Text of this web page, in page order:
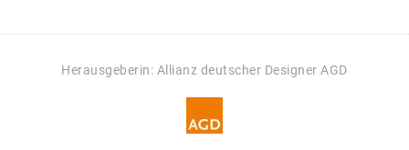
Herausgeberin: Allianz deutscher Designer AGD